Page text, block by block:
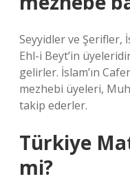
Seyyidler ve Şerifler,
Ehl-i Beyt’in
gelirler. İslam’ın
mezhebi üyeleri,
takip ederler.
Türkiye
mi?